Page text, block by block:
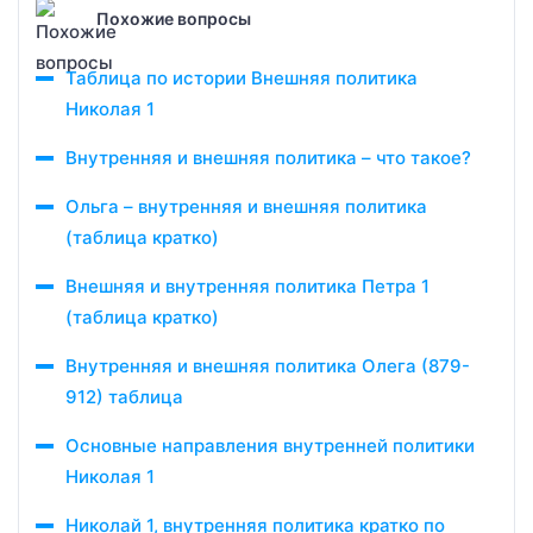
Похожие вопросы
Таблица по истории Внешняя политика
Николая 1
Внутренняя и внешняя политика – что такое?
Ольга – внутренняя и внешняя политика
(таблица кратко)
Внешняя и внутренняя политика Петра 1
(таблица кратко)
Внутренняя и внешняя политика Олега (879-
912) таблица
Основные направления внутренней политики
Николая 1
Николай 1, внутренняя политика кратко по